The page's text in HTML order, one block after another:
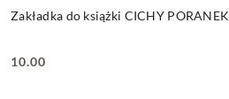
Zakładka do książki CICHY PORANEK
Cena:
10.00